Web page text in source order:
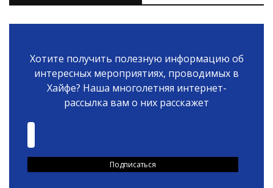
Хотите получить полезную информацию об
интересных мероприятиях, проводимых в
Хайфе? Наша многолетняя интернет-
рассылка вам о них расскажет